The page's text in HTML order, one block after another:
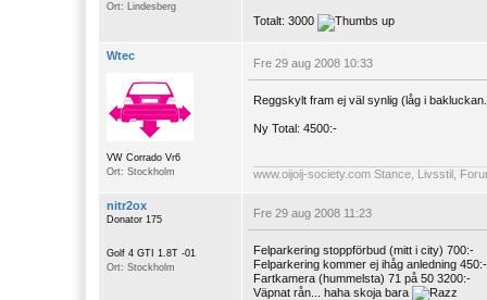
Ort: Lindesberg
Totalt: 3000
Wtec
VW Corrado Vr6
Ort: Stockholm
Fre 29 aug 2008 10:33
Reggskylt fram ej väl synlig (låg i
Ny Total: 4500:-
www.oijoij-society.com Stance, Livsstil,
nitr2ox
Donator 175
Golf 4 GTI 1.8T -01
Ort: Stockholm
Fre 29 aug 2008 11:23
Felparkering stoppförbud (mitt i city) 700:-
Felparkering kommer ej ihåg anledning 450:-
Fartkamera (hummelsta) 71 på 50 3200:-
Väpnat rån... haha skoja bara